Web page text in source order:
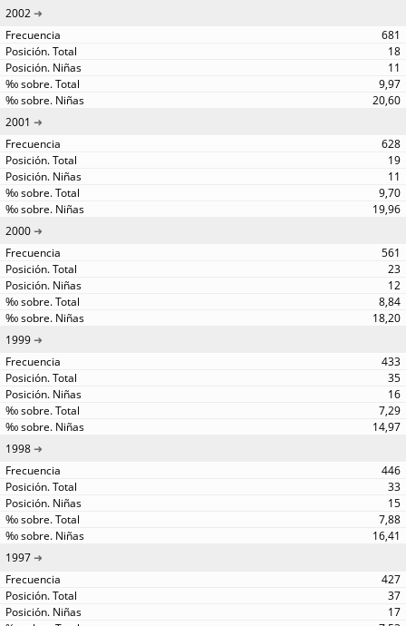
2002
681
18
11
9,97
20,60
2001
628
19
11
9,70
19,96
2000
561
23
12
8,84
18,20
1999
433
35
16
7,29
14,97
1998
446
33
15
7,88
16,41
1997
427
37
17